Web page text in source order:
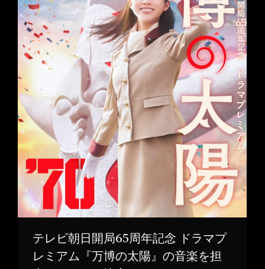
テレビ朝日開局65周年記念 ドラマプ
レミアム『万博の太陽』の音楽を担